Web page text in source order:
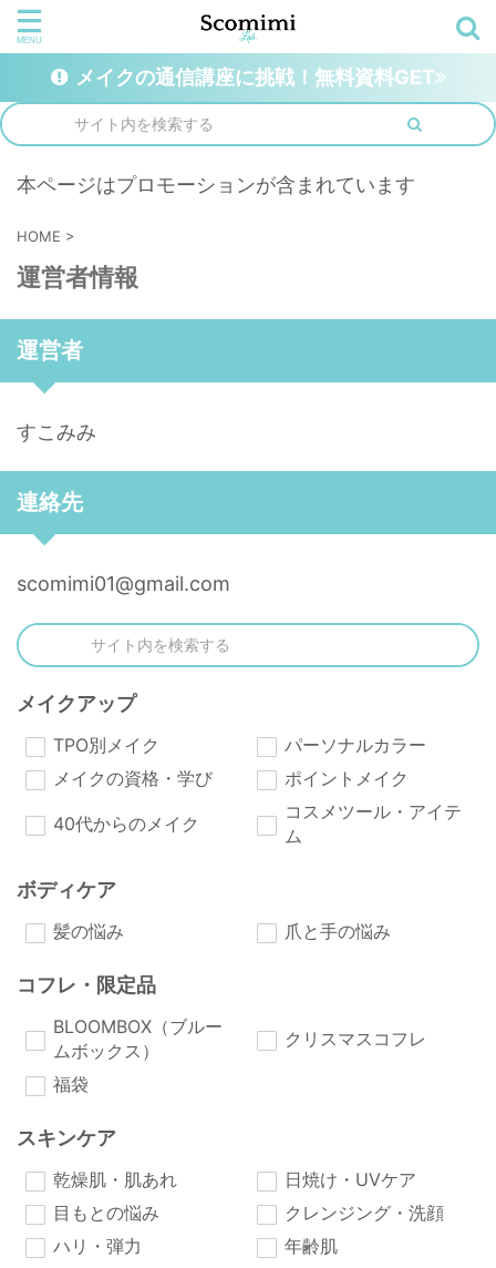
メイクの通信講座に挑戦！無料資料GET
本ページはプロモーションが含まれています
HOME >
運営者情報
運営者
すこみみ
連絡先
scomimi01@gmail.com
メイクアップ
TPO別メイク
パーソナルカラー
メイクの資格・学び
ポイントメイク
40代からのメイク
コスメツール・アイテ
ム
ボディケア
髪の悩み 爪と手の悩み
コフレ・限定品
BLOOMBOX（ブルー
ムボックス）
クリスマスコフレ
福袋
スキンケア
乾燥肌・肌あれ
日焼け・UVケア
目もとの悩み
クレンジング・洗顔
ハリ・弾力
年齢肌